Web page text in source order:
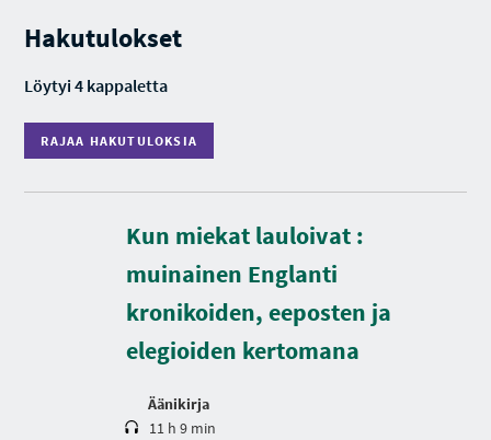
Hakutulokset
Löytyi 4 kappaletta
RAJAA HAKUTULOKSIA
A
A
U
T
U
O
Kun miekat lauloivat :
muinainen Englanti
kronikoiden, eeposten ja
elegioiden kertomana
Äänikirja
e
t
11 h 9 min